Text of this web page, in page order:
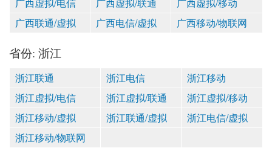
广西虚拟/电信
广西虚拟/联通
广西虚拟/移动
广西联通/虚拟
广西电信/虚拟 广西移动/物联网
省份: 浙江
浙江联通 浙江电信
浙江移动
浙江虚拟/电信
浙江虚拟/联通
浙江虚拟/移动
浙江移动/虚拟
浙江联通/虚拟
浙江电信/虚拟
浙江移动/物联网